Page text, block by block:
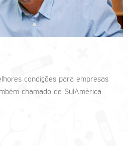
condições para empresas
chamado de SulAmérica